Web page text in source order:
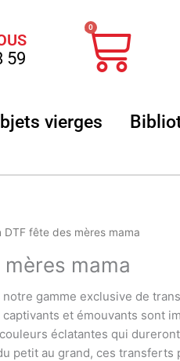
59
0
vierges Ouvrir
fête des mères mama
mama
notre gamme exclusive de
et émouvants sont
éclatantes qui
petit au grand, ces